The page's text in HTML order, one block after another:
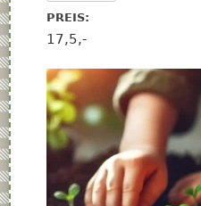
PREIS:
17,5,-